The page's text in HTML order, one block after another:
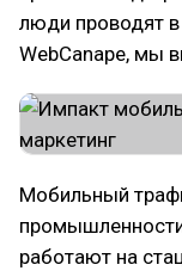
люди проводят
WebCanape, мы
Мобильный
работают на